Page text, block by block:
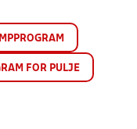
FOR PULJE